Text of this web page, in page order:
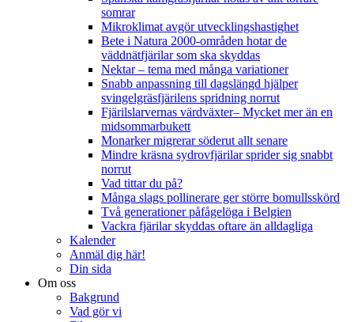
somrar
Mikroklimat avgör utvecklingshastighet
Bete i Natura 2000-områden hotar de
väddnätfjärilar som ska skyddas
Nektar – tema med många variationer
Snabb anpassning till dagslängd hjälper
svingelgräsfjärilens spridning norrut
Fjärilslarvernas värdväxter– Mycket mer än en
midsommarbukett
Monarker migrerar söderut allt senare
Mindre kräsna sydrovfjärilar sprider sig snabbt
norrut
Vad tittar du på?
Många slags pollinerare ger större bomullsskörd
Två generationer påfågelöga i Belgien
Vackra fjärilar skyddas oftare än alldagliga
Kalender
Anmäl dig här!
Din sida
Om oss
Bakgrund
Vad gör vi